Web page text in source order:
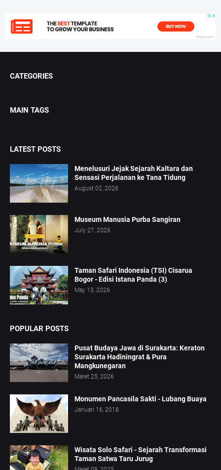
CATEGORIES
MAIN TAGS
LATEST POSTS
Menelusuri Jejak Sejarah Kaltara dan
Sensasi Perjalanan ke Tana Tidung
August 02, 2026
Museum Manusia Purba Sangiran
July 27, 2026
Taman Safari Indonesia (TSI) Cisarua
Bogor - Edisi Istana Panda (3)
May 13, 2026
POPULAR POSTS
Pusat Budaya Jawa di Surakarta: Keraton
Surakarta Hadiningrat & Pura
Mangkunegaran
Maret 25, 2026
Monumen Pancasila Sakti - Lubang Buaya
Januari 16, 2018
Wisata Solo Safari - Sejarah Transformasi
Taman Satwa Taru Jurug